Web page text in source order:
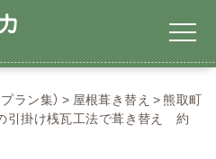
ラン集） 屋根葺き替え
熊取町
引掛け桟瓦工法で葺き替え 約